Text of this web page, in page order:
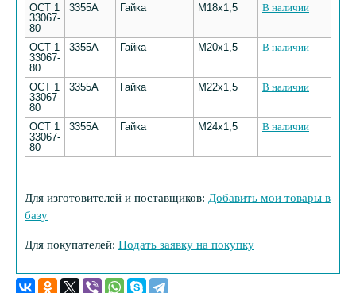
ОСТ 1
33067-
80
3355А Гайка М18х1,5 В наличии
ОСТ 1
33067-
80
3355А Гайка М20х1,5 В наличии
ОСТ 1
33067-
80
3355А Гайка М22х1,5 В наличии
ОСТ 1
33067-
80
3355А Гайка М24х1,5 В наличии
Для изготовителей и поставщиков: Добавить мои товары в
базу
Для покупателей: Подать заявку на покупку